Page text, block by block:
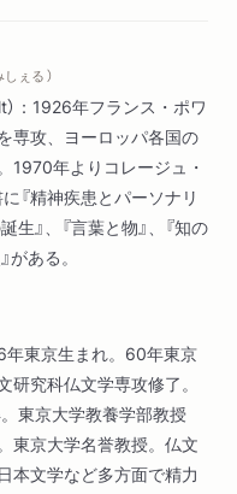
ぇる ）
：1926年フランス・ポワ
専攻、ヨーロッパ各国の
1970年よりコレージュ・
『精神疾患とパーソナリ
生』、『言葉と物』、『知の
がある。
年東京生まれ。60年東京
究科仏文学専攻修了。
東京大学教養学部教授
東京大学名誉教授。仏文
本文学など多方面で精力